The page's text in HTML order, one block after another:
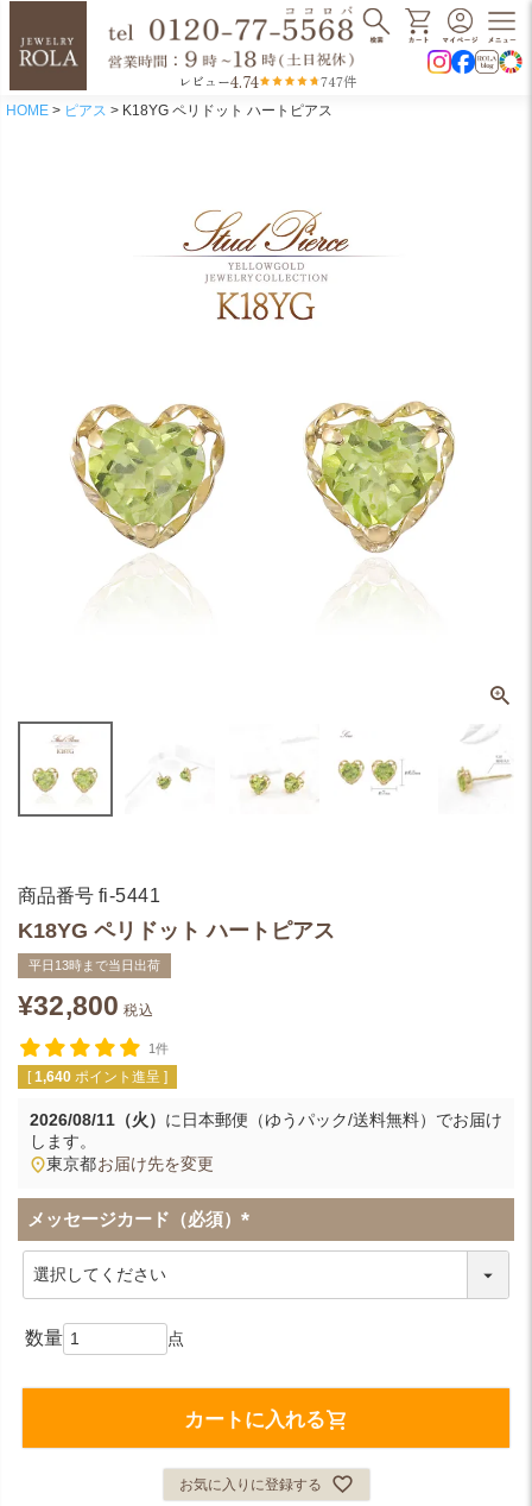
レビュー4.74 747件
HOME ピアス K18YG ペリドット ハートピアス
商品番号 fi-5441
K18YG ペリドット ハートピアス
平日13時まで当日出荷
¥32,800 税込
1件
[ 1,640 ポイント進呈 ]
2026/08/11（火） に 日本郵便（ゆうパック/送料無料） でお届け
します。
東京都お届け先を変更
メッセージカード（必須）
(
カートに入れる
お気に入りに登録する